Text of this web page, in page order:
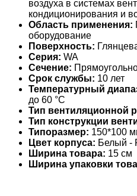
воздуха в системах
кондиционирования и
Область применения:
оборудование
Поверхность:
Серия: WA
Сечение:
Срок службы: 10 лет
Температурный
до 60 °С
Тип вентиляционной
Тип конструкции
Типоразмер: 150*100
Цвет корпуса: Белый -
Ширина товара: 15 см
Ширина упаковки